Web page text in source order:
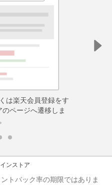
は楽天会員登録をす
ページへ遷移しま
ンストア
トバック率の期限ではありま